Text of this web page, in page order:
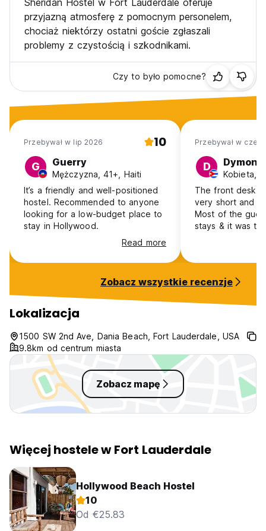
udogodnień 3 USD za osobę za noc zostanie naliczona po
przyjeździe.
Informacje ogólne:
Godziny otwarcia recepcji: 10:00 - 11:30.
mogą przebywać dzieci ani zwierzęta. Brak gości.
Maksymalny okres pobytu wynosi 7 dni.
Łóżka przydzielane są po przyjeździe. Dolne łóżko może
być oferowane za dodatkową opłatą.
Odległości:
0,2 ml do - supermarket, restauracje, Starbucks, bank,
sklepy.
1,3 ml do plaży i parków w Hollywood,
1,5 ml do restauracji w centrum Hollywood.
7 ml do Los Olas Blvd Fort Lauderdale
7 ml do - Miami Beach, Aventura Mall
6 ml do centrum miasta Fort Lauderdale
6 ml do lotniska Ft Lauderdale (FLL) i portu wycieczkowego
Everglades
18 ml do lotniska Miami (MIA) (Auto-translated from original
language)
Sheridan Hostel w Fort Lauderdale oferuje
przyjazną atmosferę z pomocnym personelem,
chociaż niektórzy ostatni goście zgłaszali
problemy z czystością i szkodnikami.
Czy to było pomocne?
Przebywał w lip 2026 10
G Guerry
Mężczyzna, 41+, Haiti
It’s a friendly and well-positioned
hostel. Recommended to anyone
looking for a low-budget place to
stay in Hollywood.
Read more
Przebywał w cze
D Dymond
Kobieta,
The front desk
very short and
Most of the
stays & it was
better… I did not
again… if you
sleep there’s at
Zobacz wszystkie recenzje
Lokalizacja
1500 SW 2nd Ave, Dania Beach, Fort Lauderdale, USA
9.8km od centrum miasta
Zobacz mapę
Więcej hostele w Fort Lauderdale
Hollywood Beach Hostel
10
Od €25.83